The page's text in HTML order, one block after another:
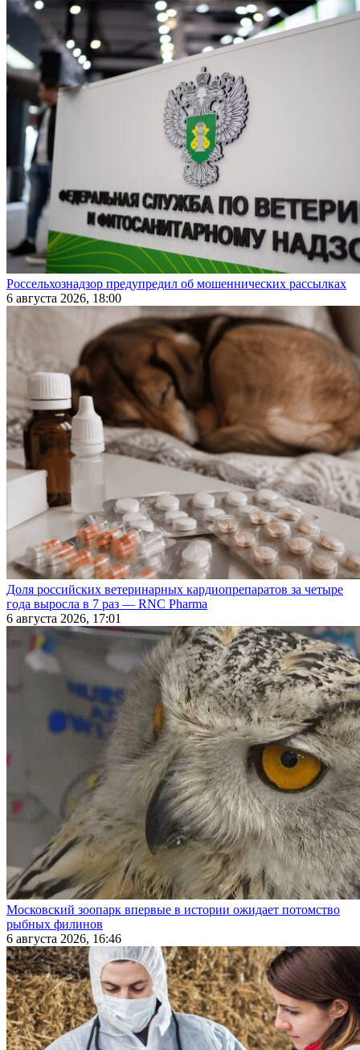
Россельхознадзор предупредил об мошеннических рассылках
6 августа 2026, 18:00
Доля российских ветеринарных кардиопрепаратов за четыре
года выросла в 7 раз — RNC Pharma
6 августа 2026, 17:01
Московский зоопарк впервые в истории ожидает потомство
рыбных филинов
6 августа 2026, 16:46